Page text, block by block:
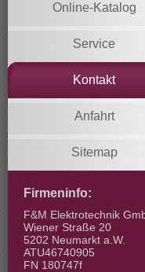
Online-Katalog
Service
Kontakt
Anfahrt
Sitemap
Firmeninfo:
F&M Elektrotechnik
Wiener Straße 20
5202 Neumarkt a.W.
ATU46740905
FN 180747f